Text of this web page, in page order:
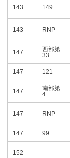
143 149
143 RNP
147
西部第
33
147 121
147
南部第
4
147 RNP
147 99
152 -